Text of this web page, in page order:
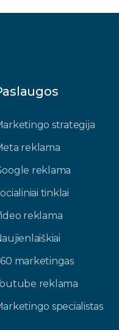
strategija
reklama
reklama
tinklai
reklama
marketingas
reklama
specialistas